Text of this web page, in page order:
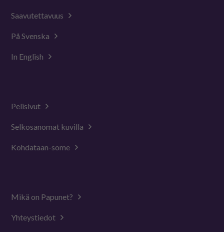
Saavutettavuus
På Svenska
In English
Pelisivut
Selkosanomat kuvilla
Kohdataan-some
Mikä on Papunet?
Yhteystiedot